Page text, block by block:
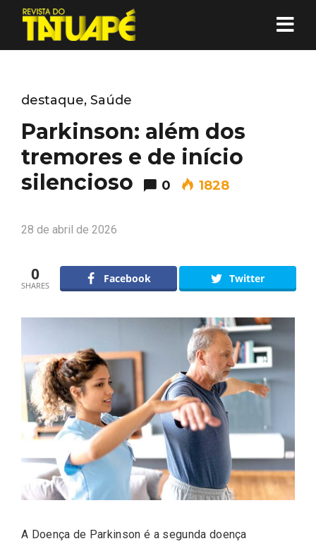
destaque, Saúde
Parkinson: além dos
tremores e de início
silencioso
0 1828
28 de abril de 2026
0
SHARES
Facebook Twitter
A Doença de Parkinson é a segunda doença